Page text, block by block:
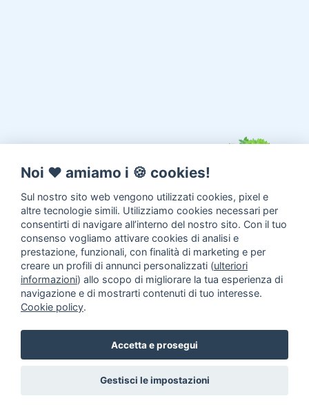
Annunci animali
Inserisci un
Facebook| Twitter© 2014 - 2026
Noi ♥️ amiamo i 🍪 cookies!
Sul nostro sito web vengono utilizzati cookies, pixel e
altre tecnologie simili. Utilizziamo cookies necessari per
consentirti di navigare all’interno del nostro sito. Con il tuo
consenso vogliamo attivare cookies di analisi e
prestazione, funzionali, con finalità di marketing e per
creare un profili di annunci personalizzati (ulteriori
informazioni) allo scopo di migliorare la tua esperienza di
navigazione e di mostrarti contenuti di tuo interesse.
Cookie policy.
Accetta e prosegui
Gestisci le impostazioni